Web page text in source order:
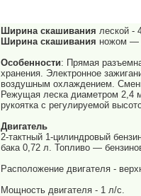
Ширина скашивания леской -
Ширина скашивания ножом —
Особенности: Прямая
хранения. Электронное
воздушным охлаждением.
Режущая леска диаметром 2,4
рукоятка с регулируемой
Двигатель
2-тактный 1-цилиндровый
бака 0,72 л. Топливо —
Расположение двигателя -
Мощность двигателя - 1 л/с.